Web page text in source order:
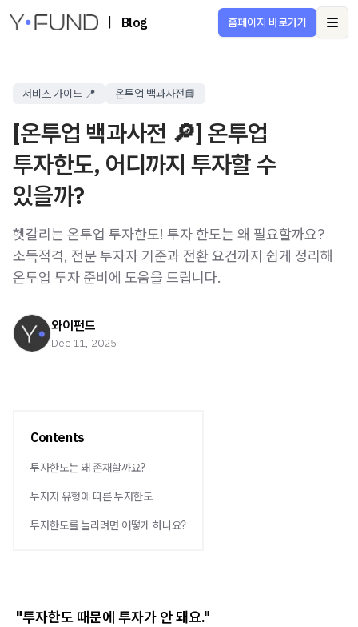
Blog 홈페이지 바로가기
서비스 가이드 📍 온투업 백과사전📘
[온투업 백과사전 🔎] 온투업
투자한도, 어디까지 투자할 수
있을까?
헷갈리는 온투업 투자한도! 투자 한도는 왜 필요할까요?
소득적격, 전문 투자자 기준과 전환 요건까지 쉽게 정리해
온투업 투자 준비에 도움을 드립니다.
와이펀드
Dec 11, 2025
Contents
투자한도는 왜 존재할까요?
투자자 유형에 따른 투자한도
투자한도를 늘리려면 어떻게 하나요?
"투자한도 때문에 투자가 안 돼요."